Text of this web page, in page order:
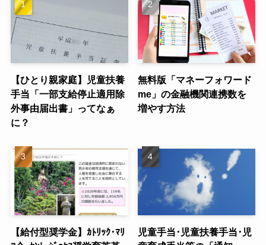
【ひとり親家庭】児童扶養
手当「一部支給停止適用除
外事由届出書」ってなぁ
に？
無料版「マネーフォワード
me」の金融機関連携数を
増やす方法
【給付型奨学金】ｶﾄﾘｯｸ･ﾏﾘ
児童手当･児童扶養手当･児